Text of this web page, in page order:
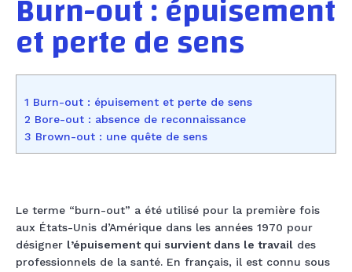
Burn-out : épuisement
et perte de sens
1 Burn-out : épuisement et perte de sens
2 Bore-out : absence de reconnaissance
3 Brown-out : une quête de sens
Le terme “burn-out” a été utilisé pour la première fois
aux États-Unis d’Amérique dans les années 1970 pour
désigner l’épuisement qui survient dans le travail des
professionnels de la santé. En français, il est connu sous